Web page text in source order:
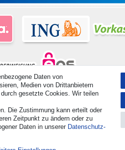
MwSt. | Grundpreise siehe Artikeldetail | *Gilt für
Kontakt
Daten von
Medien von Drittanbietern
gesetzte Cookies. Wir teilen
Die Zustimmung kann erteilt oder
Zeitpunkt zu ändern oder zu
Daten in unserer Daten­schutz­